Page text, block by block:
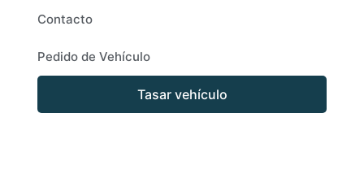
Contacto
Pedido de Vehículo
Tasar vehículo